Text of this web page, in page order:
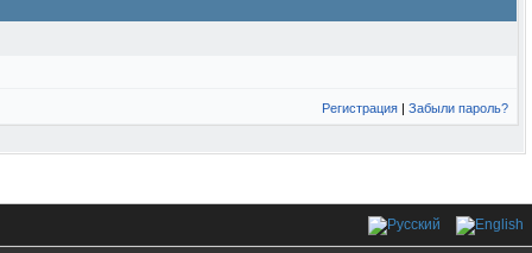
Регистрация | Забыли пароль?